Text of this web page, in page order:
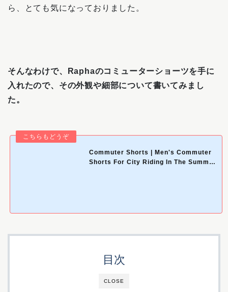
ら、とても気になっておりました。
そんなわけで、Raphaのコミューターショーツを手に
入れたので、その外観や細部について書いてみまし
た。
Commuter Shorts | Men's Commuter
Shorts For City Riding In The Summer
CLOSE
目次